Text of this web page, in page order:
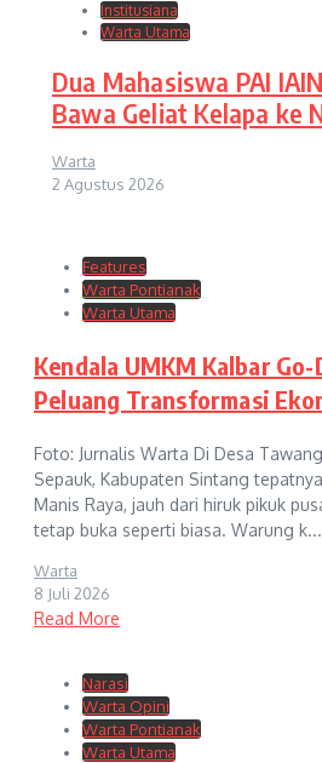
Institusiana
Warta Utama
Dua Mahasiswa PAI
Bawa Geliat Kelapa ke
Warta
2 Agustus 2026
Features
Warta Pontianak
Warta Utama
Kendala UMKM Kalbar
Peluang Transformasi
Foto: Jurnalis Warta Di Desa
Sepauk, Kabupaten Sintang
Manis Raya, jauh dari hiruk pikuk
tetap buka seperti biasa. Warung k...
Warta
8 Juli 2026
Read More
Narasi
Warta Opini
Warta Pontianak
Warta Utama